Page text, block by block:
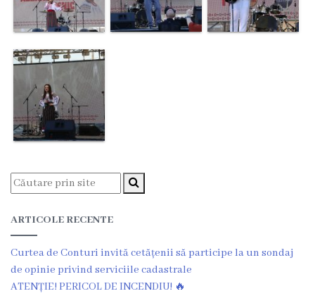
ARTICOLE RECENTE
Curtea de Conturi invită cetățenii să participe la un sondaj
de opinie privind serviciile cadastrale
ATENȚIE! PERICOL DE INCENDIU! 🔥